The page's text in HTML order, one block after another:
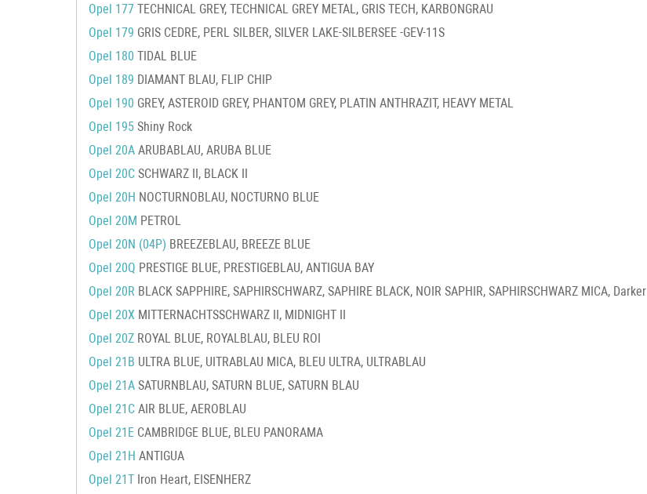
Opel 177 TECHNICAL GREY, TECHNICAL GREY METAL, GRIS TECH, KARBONGRAU
Opel 179 GRIS CEDRE, PERL SILBER, SILVER LAKE-SILBERSEE -GEV-11S
Opel 180 TIDAL BLUE
Opel 189 DIAMANT BLAU, FLIP CHIP
Opel 190 GREY, ASTEROID GREY, PHANTOM GREY, PLATIN ANTHRAZIT, HEAVY METAL
Opel 195 Shiny Rock
Opel 20A ARUBABLAU, ARUBA BLUE
Opel 20C SCHWARZ II, BLACK II
Opel 20H NOCTURNOBLAU, NOCTURNO BLUE
Opel 20M PETROL
Opel 20N (04P) BREEZEBLAU, BREEZE BLUE
Opel 20Q PRESTIGE BLUE, PRESTIGEBLAU, ANTIGUA BAY
Opel 20R BLACK SAPPHIRE, SAPHIRSCHWARZ, SAPHIRE BLACK, NOIR SAPHIR, SAPHIRSCHWARZ MICA, Darker
Opel 20X MITTERNACHTSSCHWARZ II, MIDNIGHT II
Opel 20Z ROYAL BLUE, ROYALBLAU, BLEU ROI
Opel 21B ULTRA BLUE, UITRABLAU MICA, BLEU ULTRA, ULTRABLAU
Opel 21A SATURNBLAU, SATURN BLUE, SATURN BLAU
Opel 21C AIR BLUE, AEROBLAU
Opel 21E CAMBRIDGE BLUE, BLEU PANORAMA
Opel 21H ANTIGUA
Opel 21T Iron Heart, EISENHERZ